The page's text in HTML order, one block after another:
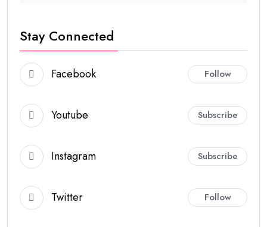
Stay Connected
Facebook Follow
Youtube Subscribe
Instagram Subscribe
Twitter Follow